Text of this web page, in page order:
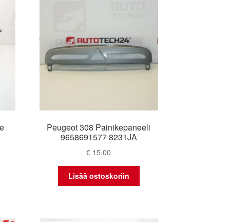
Peugeot 308 Painikepaneeli
9658691577 8231JA
€ 15,00
Lisää ostoskoriin